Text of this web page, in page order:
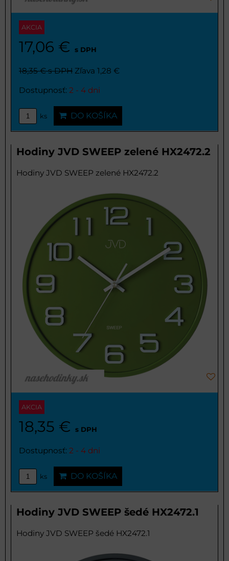
AKCIA
17,06 € s DPH
18,35 €s DPH Zľava 1,28 €
Dostupnosť: 2 - 4 dni
ks DO KOŠÍKA
Hodiny JVD SWEEP zelené HX2472.2
Hodiny JVD SWEEP zelené HX2472.2
AKCIA
18,35 € s DPH
Dostupnosť: 2 - 4 dni
ks DO KOŠÍKA
Hodiny JVD SWEEP šedé HX2472.1
Hodiny JVD SWEEP šedé HX2472.1